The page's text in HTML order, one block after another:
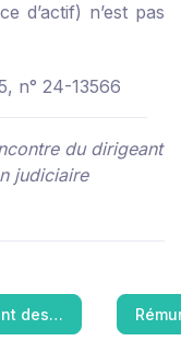
d’actif) n’est pas
n° 24-13566
du dirigeant
judiciaire
des…